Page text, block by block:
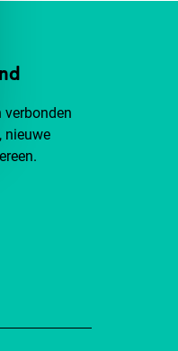
verbonden
nieuwe